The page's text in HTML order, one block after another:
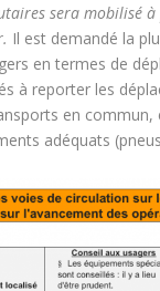
sera mobilisé
Il est demandé la
en termes de
à reporter les
en commun,
adéquats